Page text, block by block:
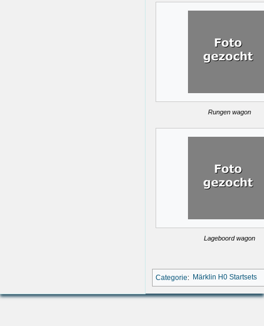
Rungen wagon
Lageboord wagon
Categorie: Märklin H0 Startsets